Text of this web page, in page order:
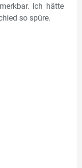
Ich hätte
so spüre.